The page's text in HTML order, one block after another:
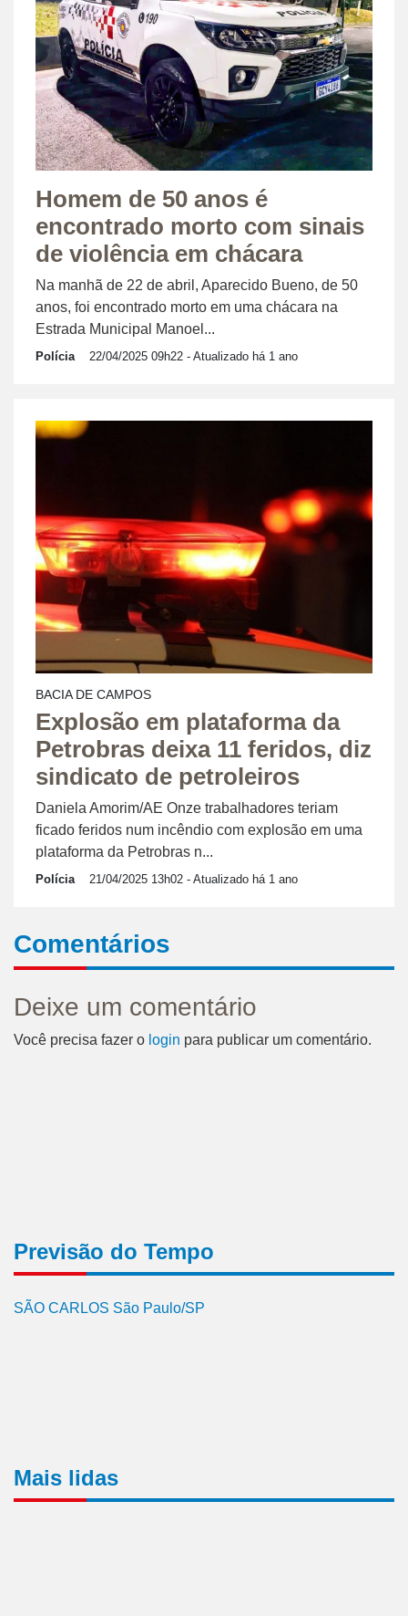
Homem de 50 anos é
encontrado morto com sinais
de violência em chácara
Na manhã de 22 de abril, Aparecido Bueno, de 50
anos, foi encontrado morto em uma chácara na
Estrada Municipal Manoel...
Polícia 22/04/2025 09h22 - Atualizado há 1 ano
BACIA DE CAMPOS
Explosão em plataforma da
Petrobras deixa 11 feridos, diz
sindicato de petroleiros
Daniela Amorim/AE Onze trabalhadores teriam
ficado feridos num incêndio com explosão em uma
plataforma da Petrobras n...
Polícia 21/04/2025 13h02 - Atualizado há 1 ano
Comentários
Deixe um comentário
Você precisa fazer o login para publicar um comentário.
Previsão do Tempo
SÃO CARLOS São Paulo/SP
Mais lidas